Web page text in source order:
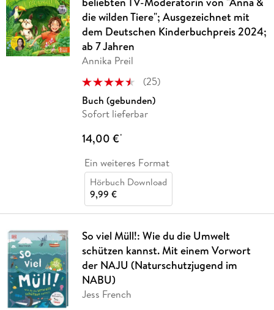
die wilden Tiere"; Ausgezeichnet mit
dem Deutschen Kinderbuchpreis 2024;
ab 7 Jahren
Annika Preil
(25)
Buch (gebunden)
Sofort lieferbar
14,00 €*
Ein weiteres Format
Hörbuch Download
9,99 €
So viel Müll!: Wie du die Umwelt
schützen kannst. Mit einem Vorwort
der NAJU (Naturschutzjugend im
NABU)
Jess French